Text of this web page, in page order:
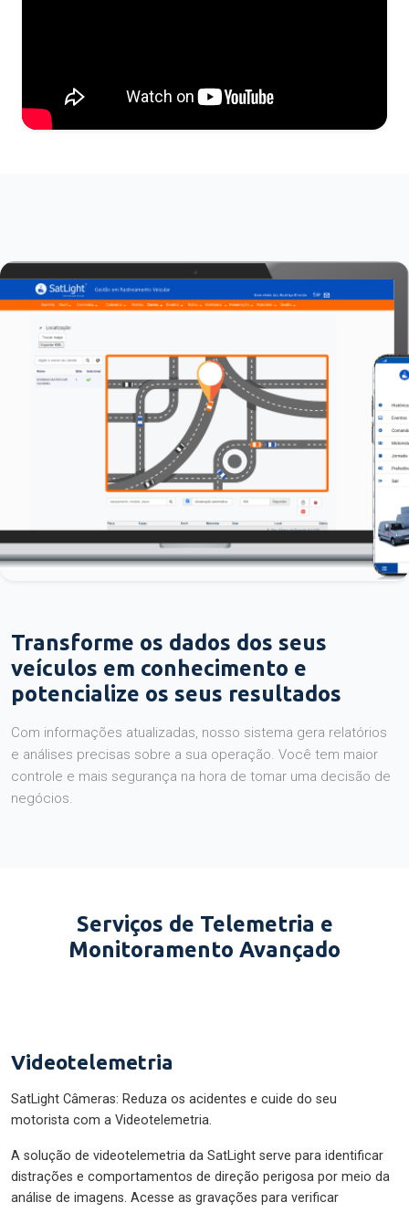
Transforme os dados dos seus
veículos em conhecimento e
potencialize os seus resultados
Com informações atualizadas, nosso sistema gera relatórios
e análises precisas sobre a sua operação. Você tem maior
controle e mais segurança na hora de tomar uma decisão de
negócios.
Serviços de Telemetria e
Monitoramento Avançado
Videotelemetria
SatLight Câmeras: Reduza os acidentes e cuide do seu
motorista com a Videotelemetria.
A solução de videotelemetria da SatLight serve para identificar
distrações e comportamentos de direção perigosa por meio da
análise de imagens. Acesse as gravações para verificar